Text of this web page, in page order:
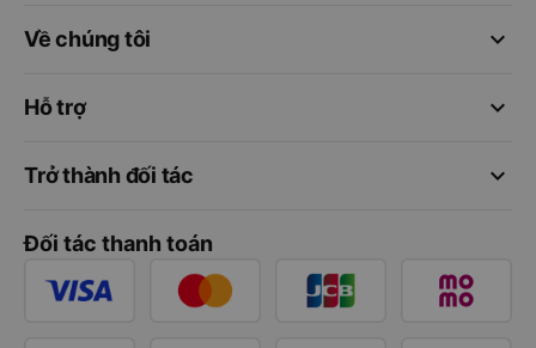
keyboard_arrow_down
Về chúng tôi
keyboard_arrow_down
Hỗ trợ
keyboard_arrow_down
Trở thành đối tác
Đối tác thanh toán